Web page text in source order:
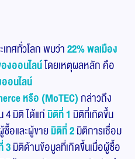
ทศทั่วโลก พบว่า22% พลเมือง
งออนไลน์โดยเหตุผลหลัก คือ
อนไลน์
หรือ (MoTEC)กล่าวถึง
4 มิติ ได้แก่มิติที่ 1 มิติที่เกิดขึ้น
อและผู้ขายมิติที่ 2มิติการเชื่อม
3มิติด้านข้อมูลที่เกิดขึ้นเมื่อผู้ซื้อ